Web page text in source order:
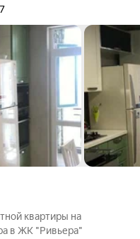
квартиры на
в ЖК "Ривьера"